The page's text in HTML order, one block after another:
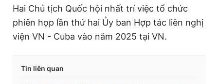
Hai Chủ tịch Quốc hội nhất trí việc tổ chức
phiên họp lần thứ hai Ủy ban Hợp tác liên nghị
viện VN - Cuba vào năm 2025 tại VN.
Tin liên quan